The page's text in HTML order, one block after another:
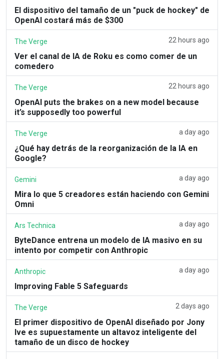
El dispositivo del tamaño de un "puck de hockey" de
OpenAI costará más de $300
The Verge 22 hours ago
Ver el canal de IA de Roku es como comer de un
comedero
The Verge 22 hours ago
OpenAI puts the brakes on a new model because
it’s supposedly too powerful
The Verge a day ago
¿Qué hay detrás de la reorganización de la IA en
Google?
Gemini a day ago
Mira lo que 5 creadores están haciendo con Gemini
Omni
Ars Technica a day ago
ByteDance entrena un modelo de IA masivo en su
intento por competir con Anthropic
Anthropic a day ago
Improving Fable 5 Safeguards
The Verge 2 days ago
El primer dispositivo de OpenAI diseñado por Jony
Ive es supuestamente un altavoz inteligente del
tamaño de un disco de hockey